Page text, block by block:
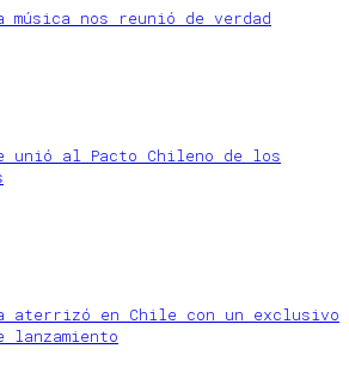
música nos reunió de verdad
unió al Pacto Chileno de los
aterrizó en Chile con un exclusivo
lanzamiento